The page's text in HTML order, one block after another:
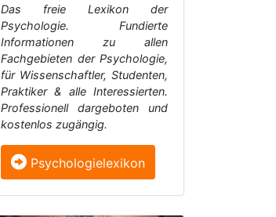
Das freie Lexikon der
Psychologie. Fundierte
Informationen zu allen
Fachgebieten der Psychologie,
für Wissenschaftler, Studenten,
Praktiker & alle Interessierten.
Professionell dargeboten und
kostenlos zugängig.
Psychologielexikon